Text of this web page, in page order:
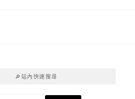
🔎站內快速搜尋